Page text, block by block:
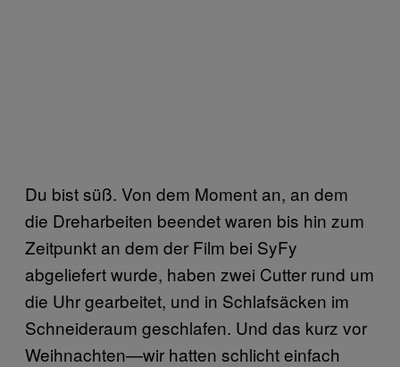
Du bist süß. Von dem Moment an, an dem
die Dreharbeiten beendet waren bis hin zum
Zeitpunkt an dem der Film bei SyFy
abgeliefert wurde, haben zwei Cutter rund um
die Uhr gearbeitet, und in Schlafsäcken im
Schneideraum geschlafen. Und das kurz vor
Weihnachten—wir hatten schlicht einfach